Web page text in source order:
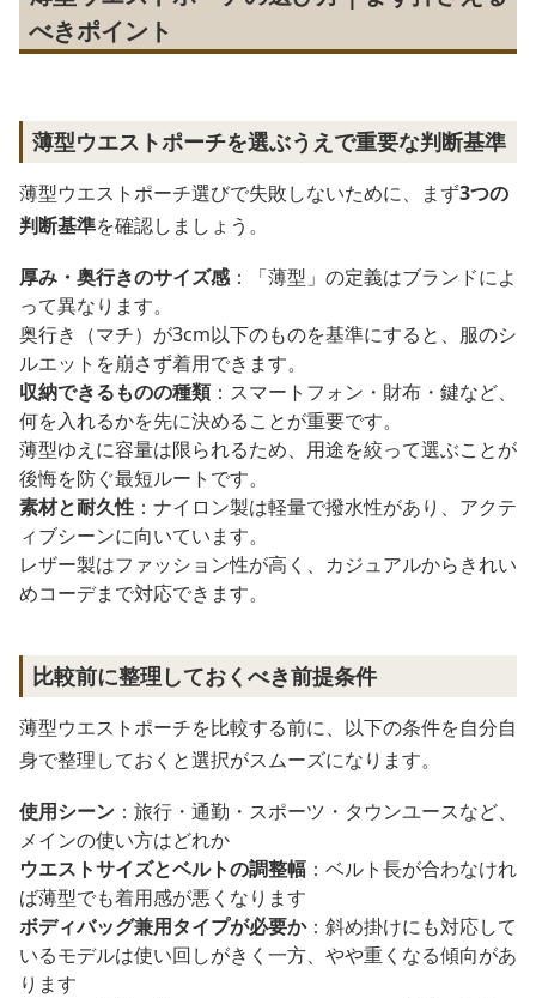
べきポイント
薄型ウエストポーチを選ぶうえで重要な判断基準
薄型ウエストポーチ選びで失敗しないために、まず3つの
判断基準を確認しましょう。
厚み・奥行きのサイズ感：「薄型」の定義はブランドによ
って異なります。
奥行き（マチ）が3cm以下のものを基準にすると、服のシ
ルエットを崩さず着用できます。
収納できるものの種類：スマートフォン・財布・鍵など、
何を入れるかを先に決めることが重要です。
薄型ゆえに容量は限られるため、用途を絞って選ぶことが
後悔を防ぐ最短ルートです。
素材と耐久性 ：ナイロン製は軽量で撥水性があり、アクテ
ィブシーンに向いています。
レザー製はファッション性が高く、カジュアルからきれい
めコーデまで対応できます。
比較前に整理しておくべき前提条件
薄型ウエストポーチを比較する前に、以下の条件を自分自
身で整理しておくと選択がスムーズになります。
使用シーン ：旅行・通勤・スポーツ・タウンユースなど、
メインの使い方はどれか
ウエストサイズとベルトの調整幅 ：ベルト長が合わなけれ
ば薄型でも着用感が悪くなります
ボディバッグ兼用タイプが必要か：斜め掛けにも対応して
いるモデルは使い回しがきく一方、やや重くなる傾向があ
ります